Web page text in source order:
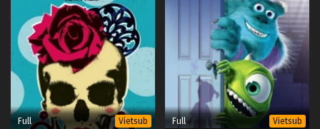
Full Vietsub Full Vietsub